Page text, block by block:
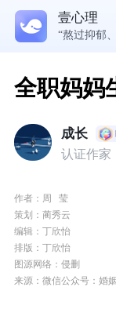
壹心理
5300万人在
全职妈妈
成长
认证作家
作者： 周 莹
策划：蔺秀云
编辑： 丁欣怡
排版： 丁欣怡
图源网络：侵删
来源：微信公众号：婚